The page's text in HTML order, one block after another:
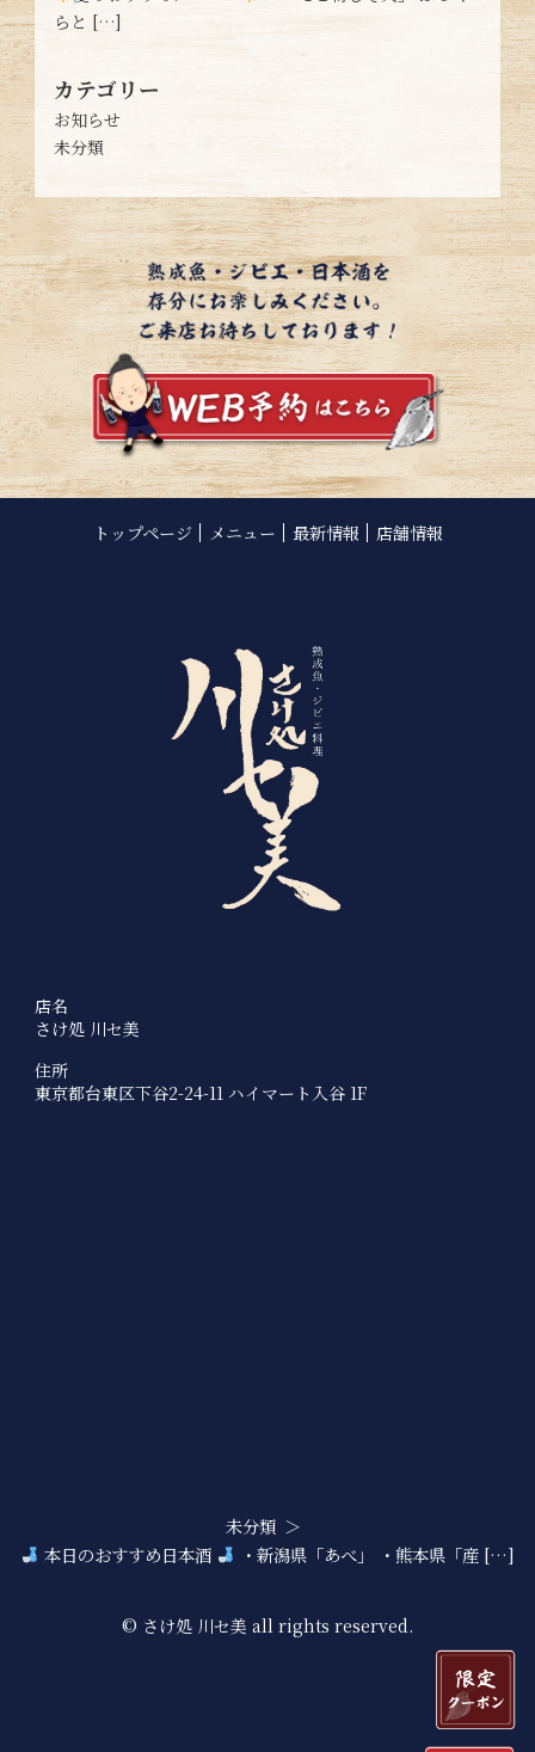
らと […]
カテゴリー
お知らせ
未分類
トップページ メニュー 最新情報 店舗情報
店名
さけ処 川セ美
住所
東京都台東区下谷2-24-11 ハイマート入谷 1F
未分類
本日のおすすめ日本酒
・新潟県「あべ」 ・熊本県「産 […]
© さけ処 川セ美 all rights reserved.